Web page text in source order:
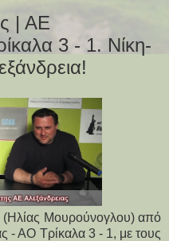
| ΑΕ
3 - 1. Νίκη-
(Ηλίας Μουρούνογλου) από
- ΑΟ Τρίκαλα 3 - 1, με τους